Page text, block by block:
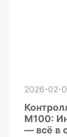
2026-02-
М100:
— всё в